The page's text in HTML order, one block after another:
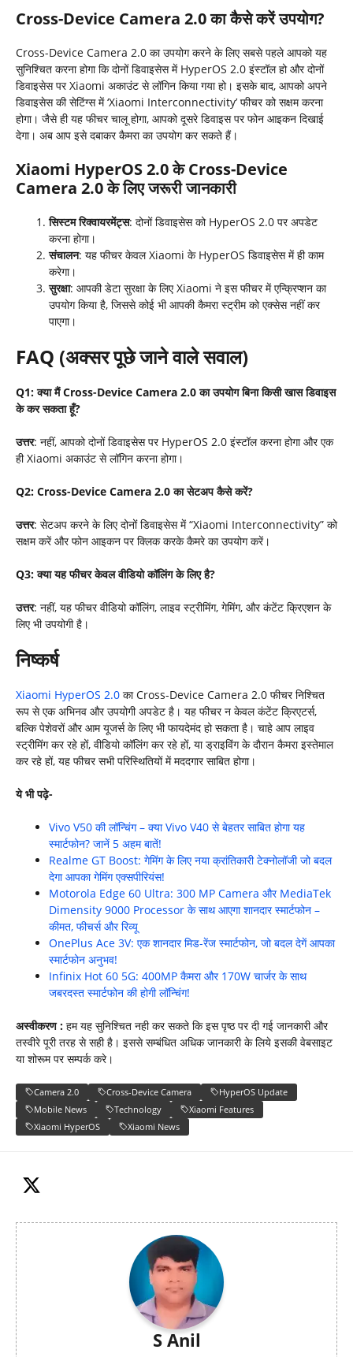
Cross-Device Camera 2.0का कैसे करें उपयोग?
Cross-Device Camera 2.0 का उपयोग करने के लिए सबसे पहले आपको यह
सुनिश्चित करना होगा कि दोनों डिवाइसेस में HyperOS 2.0 इंस्टॉल हो और दोनों
डिवाइसेस पर Xiaomi अकाउंट से लॉगिन किया गया हो। इसके बाद, आपको अपने
डिवाइसेस की सेटिंग्स में ‘Xiaomi Interconnectivity’ फीचर को सक्षम करना
होगा। जैसे ही यह फीचर चालू होगा, आपको दूसरे डिवाइस पर फोन आइकन दिखाई
देगा। अब आप इसे दबाकर कैमरा का उपयोग कर सकते हैं।
Xiaomi HyperOS 2.0केCross-Device
Camera 2.0के लिए जरूरी जानकारी
सिस्टम रिक्वायरमेंट्स: दोनों डिवाइसेस को HyperOS 2.0 पर अपडेट
करना होगा।
संचालन: यह फीचर केवल Xiaomi के HyperOS डिवाइसेस में ही काम
करेगा।
सुरक्षा: आपकी डेटा सुरक्षा के लिए Xiaomi ने इस फीचर में एन्क्रिप्शन का
उपयोग किया है, जिससे कोई भी आपकी कैमरा स्ट्रीम को एक्सेस नहीं कर
पाएगा।
FAQ (अक्सर पूछे जाने वाले सवाल)
Q1:क्या मैंCross-Device Camera 2.0का उपयोग बिना किसी खास डिवाइस
के कर सकता हूँ?
उत्तर: नहीं, आपको दोनों डिवाइसेस पर HyperOS 2.0 इंस्टॉल करना होगा और एक
ही Xiaomi अकाउंट से लॉगिन करना होगा।
Q2: Cross-Device Camera 2.0का सेटअप कैसे करें?
उत्तर: सेटअप करने के लिए दोनों डिवाइसेस में “Xiaomi Interconnectivity” को
सक्षम करें और फोन आइकन पर क्लिक करके कैमरे का उपयोग करें।
Q3:क्या यह फीचर केवल वीडियो कॉलिंग के लिए है?
उत्तर: नहीं, यह फीचर वीडियो कॉलिंग, लाइव स्ट्रीमिंग, गेमिंग, और कंटेंट क्रिएशन के
लिए भी उपयोगी है।
निष्कर्ष
Xiaomi HyperOS 2.0 का Cross-Device Camera 2.0 फीचर निश्चित
रूप से एक अभिनव और उपयोगी अपडेट है। यह फीचर न केवल कंटेंट क्रिएटर्स,
बल्कि पेशेवरों और आम यूजर्स के लिए भी फायदेमंद हो सकता है। चाहे आप लाइव
स्ट्रीमिंग कर रहे हों, वीडियो कॉलिंग कर रहे हों, या ड्राइविंग के दौरान कैमरा इस्तेमाल
कर रहे हों, यह फीचर सभी परिस्थितियों में मददगार साबित होगा।
ये भी पढ़े-
Vivo V50 की लॉन्चिंग – क्या Vivo V40 से बेहतर साबित होगा यह
स्मार्टफोन? जानें 5 अहम बातें!
Realme GT Boost: गेमिंग के लिए नया क्रांतिकारी टेक्नोलॉजी जो बदल
देगा आपका गेमिंग एक्सपीरियंस!
Motorola Edge 60 Ultra: 300 MP Camera और MediaTek
Dimensity 9000 Processor के साथ आएगा शानदार स्मार्टफोन –
कीमत, फीचर्स और रिव्यू
OnePlus Ace 3V: एक शानदार मिड-रेंज स्मार्टफोन, जो बदल देगें आपका
स्मार्टफोन अनुभव!
Infinix Hot 60 5G: 400MP कैमरा और 170W चार्जर के साथ
जबरदस्त स्मार्टफोन की होगी लॉन्चिंग!
अस्वीकरण : हम यह सुनिश्चित नही कर सकते कि इस पृष्ठ पर दी गई जानकारी और
तस्वीरे पूरी तरह से सही है। इससे सम्बंधित अधिक जानकारी के लिये इसकी वेबसाइट
या शोरूम पर सम्पर्क करे।
Camera 2.0 Cross-Device Camera
HyperOS Update
Mobile News
Technology
Xiaomi Features
Xiaomi HyperOS
Xiaomi News
S Anil